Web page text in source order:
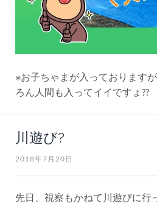
※お子ちゃまが入っております
ろん人間も入ってイイですょ??
川遊び?
2018年7月20日
先日、視察もかねて川遊びに行